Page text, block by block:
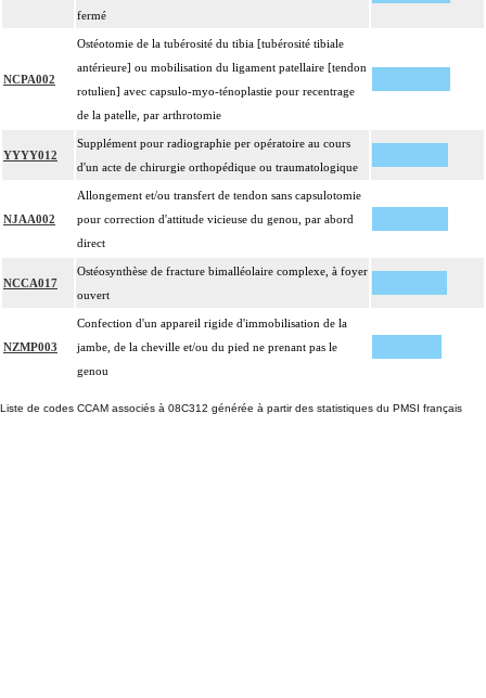
fermé
NCPA002
Ostéotomie de la tubérosité du tibia [tubérosité tibiale
antérieure] ou mobilisation du ligament patellaire [tendon
rotulien] avec capsulo-myo-ténoplastie pour recentrage
de la patelle, par arthrotomie
YYYY012
Supplément pour radiographie per opératoire au cours
d'un acte de chirurgie orthopédique ou traumatologique
NJAA002
Allongement et/ou transfert de tendon sans capsulotomie
pour correction d'attitude vicieuse du genou, par abord
direct
NCCA017
Ostéosynthèse de fracture bimalléolaire complexe, à foyer
ouvert
NZMP003
Confection d'un appareil rigide d'immobilisation de la
jambe, de la cheville et/ou du pied ne prenant pas le
genou
Liste de codes CCAM associés à 08C312 générée à partir des statistiques du PMSI français